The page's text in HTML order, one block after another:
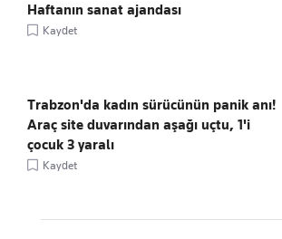
Haftanın sanat ajandası
Kaydet
Trabzon'da kadın sürücünün panik anı!
Araç site duvarından aşağı uçtu, 1'i
çocuk 3 yaralı
Kaydet